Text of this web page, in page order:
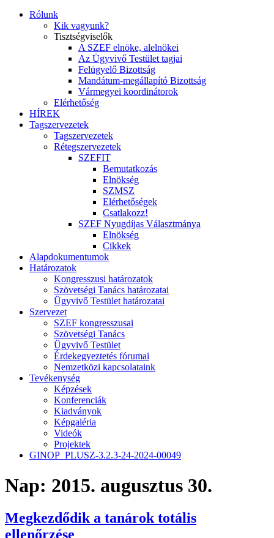
Rólunk
Kik vagyunk?
Tisztségviselők
A SZEF elnöke, alelnökei
Az Ügyvivő Testület tagjai
Felügyelő Bizottság
Mandátum-megállapító Bizottság
Vármegyei koordinátorok
Elérhetőség
HÍREK
Tagszervezetek
Tagszervezetek
Rétegszervezetek
SZEFIT
Bemutatkozás
Elnökség
SZMSZ
Elérhetőségek
Csatlakozz!
SZEF Nyugdíjas Választmánya
Elnökség
Cikkek
Alapdokumentumok
Határozatok
Kongresszusi határozatok
Szövetségi Tanács határozatai
Ügyvivő Testület határozatai
Szervezet
SZEF kongresszusai
Szövetségi Tanács
Ügyvivő Testület
Érdekegyeztetés fórumai
Nemzetközi kapcsolataink
Tevékenység
Képzések
Konferenciák
Kiadványok
Képgaléria
Videók
Projektek
GINOP_PLUSZ-3.2.3-24-2024-00049
Nap: 2015. augusztus 30.
Megkezdődik a tanárok totális
ellenőrzése